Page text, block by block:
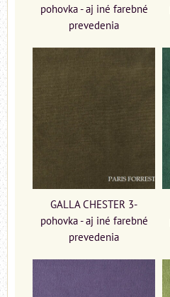
pohovka - aj iné farebné
prevedenia
GALLA CHESTER 3-
pohovka - aj iné farebné
prevedenia